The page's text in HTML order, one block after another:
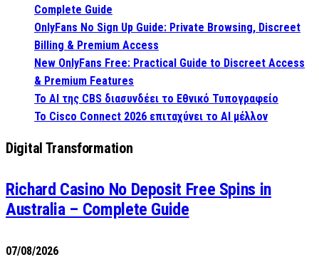
Complete Guide
OnlyFans No Sign Up Guide: Private Browsing, Discreet
Billing & Premium Access
New OnlyFans Free: Practical Guide to Discreet Access
& Premium Features
Το AI της CBS διασυνδέει το Εθνικό Τυπογραφείο
Το Cisco Connect 2026 επιταχύνει το AI μέλλον
Digital Transformation
Richard Casino No Deposit Free Spins in
Australia – Complete Guide
07/08/2026